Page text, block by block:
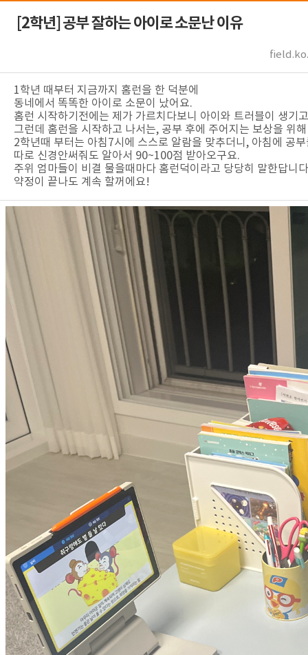
[2학년] 공부 잘하는 아이로 소문난 이유
1학년 때부터 지금까지 홈런을 한 덕분에
동네에서 똑똑한 아이로 소문이 났어요.
홈런 시작하기전에는 제가 가르치다보니 아이와 트러블이 생기
그런데 홈런을 시작하고 나서는, 공부 후에 주어지는 보상을 위
2학년때 부터는 아침7시에 스스로 알람을 맞추더니, 아침에 공
따로 신경안써줘도 알아서 90~100점 받아오구요.
주위 엄마들이 비결 물을때마다 홈런덕이라고 당당히 말한답니
약정이 끝나도 계속 할꺼에요!